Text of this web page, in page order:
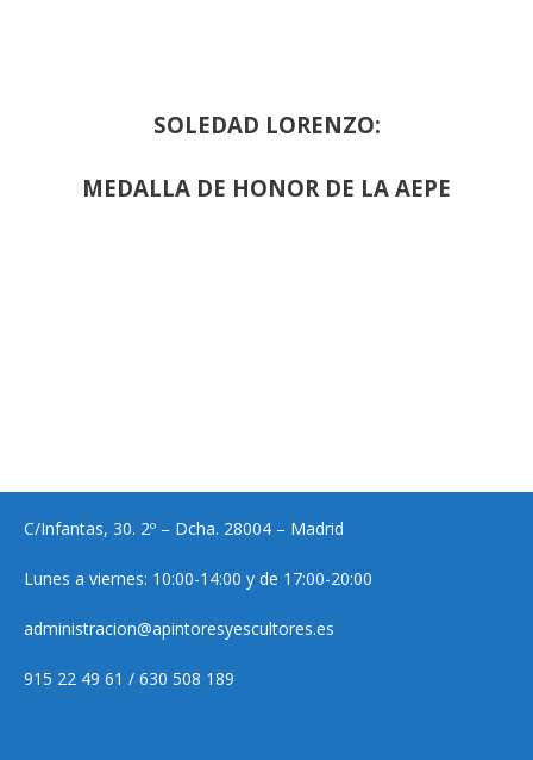
SOLEDAD LORENZO:
MEDALLA DE HONOR DE LA AEPE
C/Infantas, 30. 2º – Dcha. 28004 – Madrid
Lunes a viernes: 10:00-14:00 y de 17:00-20:00
administracion@apintoresyescultores.es
915 22 49 61 / 630 508 189